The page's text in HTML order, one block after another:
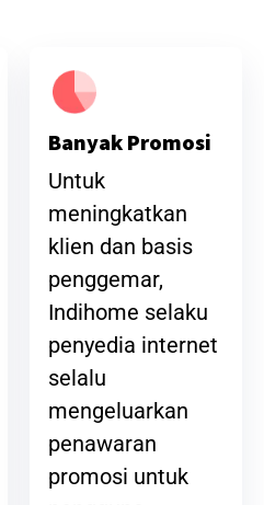
Banyak Promosi
Untuk
meningkatkan
klien dan basis
penggemar,
Indihome selaku
penyedia internet
selalu
mengeluarkan
penawaran
promosi untuk